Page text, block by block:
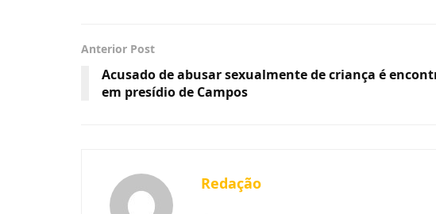
Anterior Post
​Acusado de abusar sexualmente de criança é
em presídio de Campos
Redação